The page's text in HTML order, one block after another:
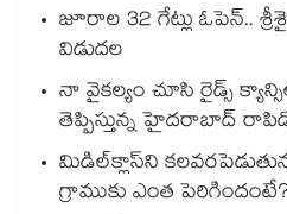
జూరాల 32 గేట్లు ఓపెన్..
విడుదల
నా వైకల్యం చూసి రైడ్స్ క్యాన్సిల్
తెప్పిస్తున్న హైదరాబాద్
మిడిల్‌క్లాస్‌ని
గ్రాముకు ఎంత పెరిగిందంటే?